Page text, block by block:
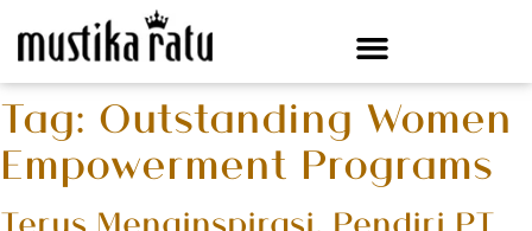
Tag: Outstanding Women
Empowerment Programs
Terus Menginspirasi, Pendiri PT